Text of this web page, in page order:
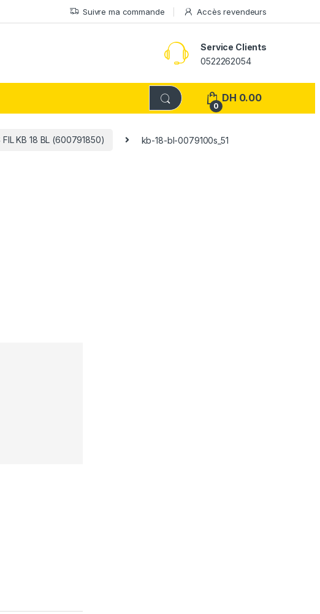
Suivre ma commande Accès revendeurs
Service Clients
0522262054
0
DH 0.00
FIL KB 18 BL (600791850) kb-18-bl-0079100s_51